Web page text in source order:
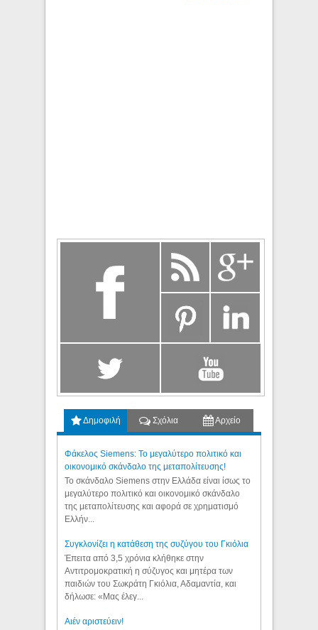
Δημοφιλή Σχόλια Αρχείο
Φάκελος Siemens: Το μεγαλύτερο πολιτικό και
οικονομικό σκάνδαλο της μεταπολίτευσης!
Το σκάνδαλο Siemens στην Ελλάδα είναι ίσως το
μεγαλύτερο πολιτικό και οικονομικό σκάνδαλο
της μεταπολίτευσης και αφορά σε χρηματισμό
Ελλήν...
Συγκλονίζει η κατάθεση της συζύγου του Γκιόλια
Έπειτα από 3,5 χρόνια κλήθηκε στην
Αντιτρομοκρατική η σύζυγος και μητέρα των
παιδιών του Σωκράτη Γκιόλια, Αδαμαντία, και
δήλωσε: «Μας έλεγ...
Aιέν αριστεύειν!